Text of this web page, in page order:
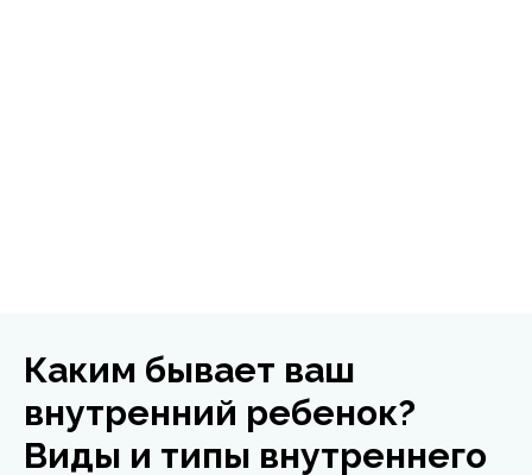
Каким бывает ваш
внутренний ребенок?
Виды и типы внутреннего